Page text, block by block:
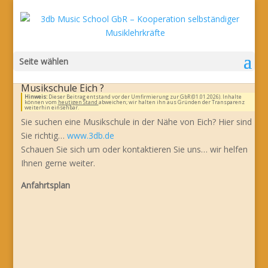
Seite wählen
Musikschule Eich ?
Hinweis:Dieser Beitrag entstand vor der Umfirmierung zur GbR (01.01.2026). Inhalte
können vom heutigen Stand abweichen; wir halten ihn aus Gründen der Transparenz
weiterhin einsehbar.
Sie suchen eine Musikschule in der Nähe von Eich? Hier sind
Sie richtig… www.3db.de
Schauen Sie sich um oder kontaktieren Sie uns… wir helfen
Ihnen gerne weiter.
Anfahrtsplan